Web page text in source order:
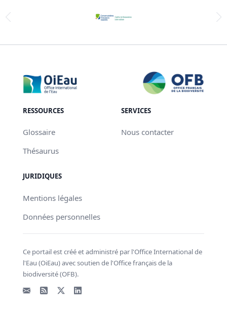
RESSOURCES
Glossaire
Thésaurus
SERVICES
Nous contacter
JURIDIQUES
Mentions légales
Données personnelles
Ce portail est créé et administré par l'Office International de
l'Eau (OiEau) avec soutien de l'Office français de la
biodiversité (OFB).